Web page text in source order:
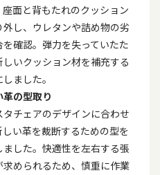
座面と背もたれのクッション
外し、ウレタンや詰め物の劣
を確認。弾力を失っていたた
しいクッション材を補充する
ました。
革の型取り
タチェアのデザインに合わせ
しい革を裁断するための型を
ました。快適性を左右する張
求められるため、慎重に作業